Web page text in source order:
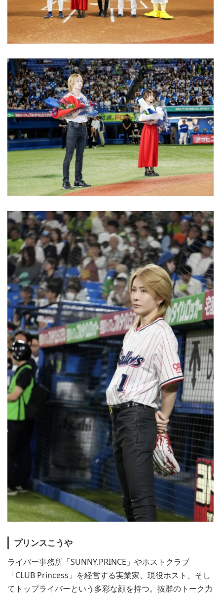
プリンスこうや
ライバー事務所「SUNNY.PRINCE」やホストクラブ
「CLUB Princess」を経営する実業家、現役ホスト、そし
てトップライバーという多彩な顔を持つ。抜群のトーク力